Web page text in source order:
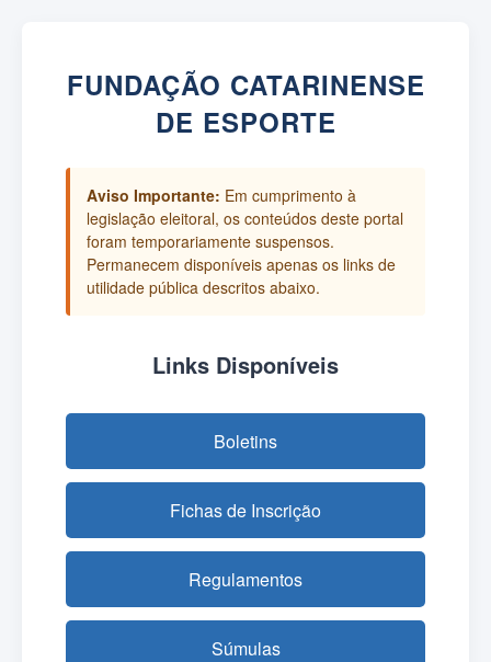
FUNDAÇÃO CATARINENSE
DE ESPORTE
Aviso Importante: Em cumprimento à
legislação eleitoral, os conteúdos deste portal
foram temporariamente suspensos.
Permanecem disponíveis apenas os links de
utilidade pública descritos abaixo.
Links Disponíveis
Boletins
Fichas de Inscrição
Regulamentos
Súmulas